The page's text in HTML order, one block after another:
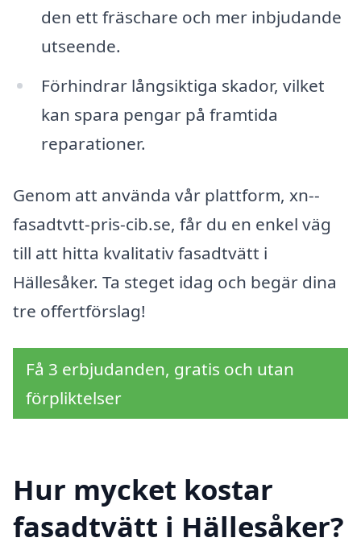
den ett fräschare och mer inbjudande
utseende.
Förhindrar långsiktiga skador, vilket
kan spara pengar på framtida
reparationer.
Genom att använda vår plattform, xn--
fasadtvtt-pris-cib.se, får du en enkel väg
till att hitta kvalitativ fasadtvätt i
Hällesåker. Ta steget idag och begär dina
tre offertförslag!
Få 3 erbjudanden, gratis och utan
förpliktelser
Hur mycket kostar
fasadtvätt i Hällesåker?